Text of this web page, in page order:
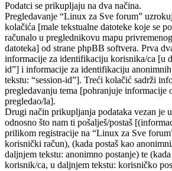
Podatci se prikupljaju na dva načina.
Pregledavanje “Linux za Sve forum”
kolačića [male tekstualne datoteke koje se
računalo u preglednikovu mapu
datoteka] od strane phpBB softvera. Prva
informacije za identifikaciju korisnika/ca [u
id”] i informacije za identifikaciju
tekstu: “session-id”]. Treći kolačić sadrži
pregledavanju tema [pohranjuje informacije
pregledao/la].
Drugi način prikupljanja podataka vezan je
odnosno što nam ti pošalješ/postaš
prilikom registracije na “Linux za Sve
korisnički račun), (kada postaš kao
daljnjem tekstu: anonimno postanje) te
korisnik/ca, u daljnjem tekstu: korisničko